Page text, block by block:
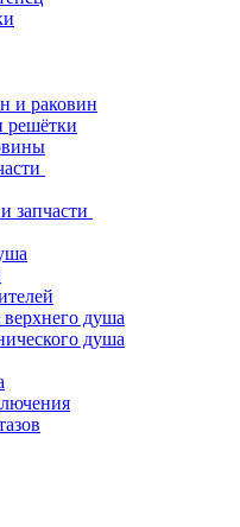
и раковин
решётки
запчасти
душа
душа